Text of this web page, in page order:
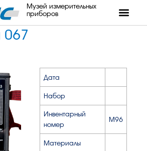
Музей измерительных
приборов
067
Дата
Набор
Инвентарный
номер
М96
Материалы